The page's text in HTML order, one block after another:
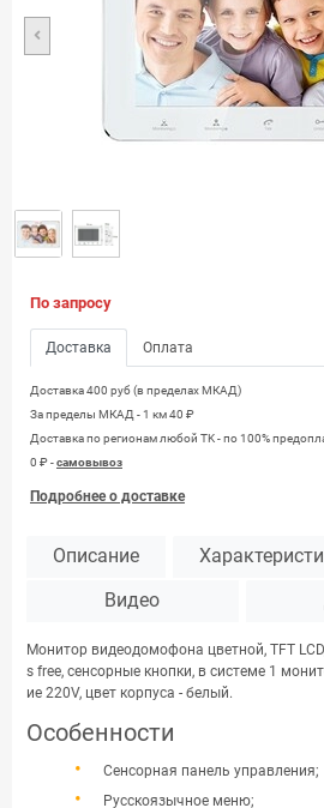
По запросу
Доставка Оплата
Доставка 400 руб (в пределах МКАД)
За пределы МКАД - 1 км 40 ₽
Доставка по регионам любой TK - по 100%
0 ₽ -самовывоз
Подробнее о доставке
Описание
Видео
Монитор видеодомофона цветной, TFT
s free, сенсорные кнопки, в системе 1
ие 220V, цвет корпуса - белый.
Особенности
Сенсорная панель управления;
Русскоязычное меню;